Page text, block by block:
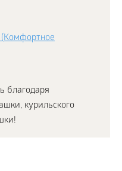
благодаря
курильского